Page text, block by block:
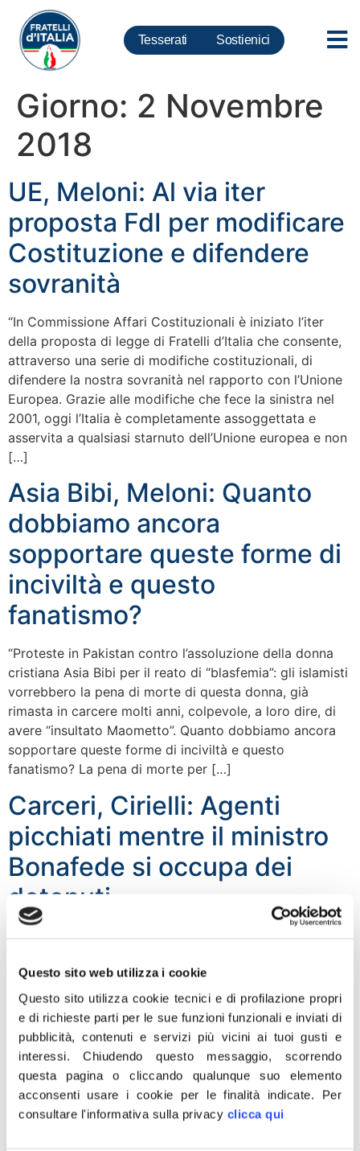
Questo sito web utilizza i cookie
Questo sito utilizza cookie tecnici e di profilazione propri
e di richieste parti per le sue funzioni funzionali e inviati di
pubblicità, contenuti e servizi più vicini ai tuoi gusti e
interessi.Chiudendo questo messaggio, scorrendo
questa pagina o cliccando qualunque suo elemento
acconsenti usare i cookie per le finalità indicate. Per
consultare l'informativa sulla privacy clicca qui
Tesserati Sostienici
Giorno: 2 Novembre
2018
UE, Meloni: Al via iter
proposta FdI per modificare
Costituzione e difendere
sovranità
“In Commissione Affari Costituzionali è iniziato l’iter
della proposta di legge di Fratelli d’Italia che consente,
attraverso una serie di modifiche costituzionali, di
difendere la nostra sovranità nel rapporto con l’Unione
Europea. Grazie alle modifiche che fece la sinistra nel
2001, oggi l’Italia è completamente assoggettata e
asservita a qualsiasi starnuto dell’Unione europea e non
[…]
Asia Bibi, Meloni: Quanto
dobbiamo ancora
sopportare queste forme di
inciviltà e questo
fanatismo?
“Proteste in Pakistan contro l’assoluzione della donna
cristiana Asia Bibi per il reato di “blasfemia”: gli islamisti
vorrebbero la pena di morte di questa donna, già
rimasta in carcere molti anni, colpevole, a loro dire, di
avere “insultato Maometto”. Quanto dobbiamo ancora
sopportare queste forme di inciviltà e questo
fanatismo? La pena di morte per […]
Carceri, Cirielli: Agenti
picchiati mentre il ministro
Bonafede si occupa dei
detenuti
Penitenziaria SAPPE, una detenuta ha aggredito con
calci e pugni una poliziotta. Situazione ormai
intollerabile. E il ministro della Giustizia Alfonso
Bonafede cosa fa? Annuncia che incontrerà Rita
Bernardini per occuparsi delle condizioni dei detenuti. E’
una follia. Sarebbe opportuno che il […]
Province, Meloni: